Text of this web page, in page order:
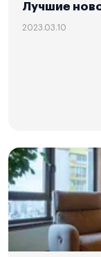
Лучшие
2023.03.10